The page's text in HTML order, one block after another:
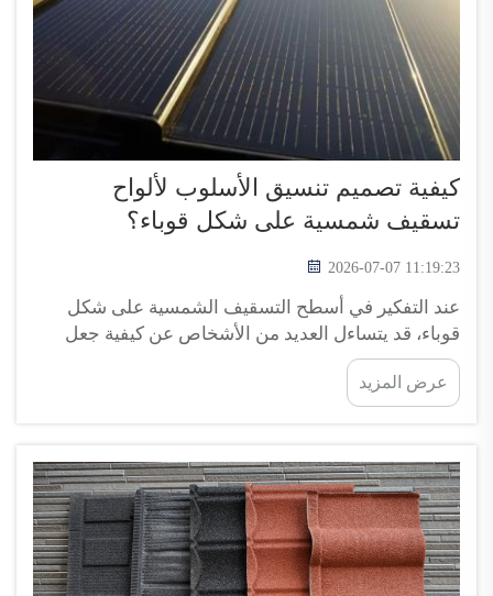
كيفية تصميم تنسيق الأسلوب لألواح
تسقيف شمسية على شكل قوباء؟
2026-07-07 11:19:23
عند التفكير في أسطح التسقيف الشمسية على شكل
قوباء، قد يتساءل العديد من الأشخاص عن كيفية جعل
منازلهم تبدو أنيقةً مع تحقيق كفاءة طاقوية في الوقت
نفسه. وتعتقد شركة توب إنيرجي أن القوباء الشمسية
يمكن أن تكون عمليةً وجذّابةً في آنٍ واحد. فهي لا تعمل
عرض المزيد